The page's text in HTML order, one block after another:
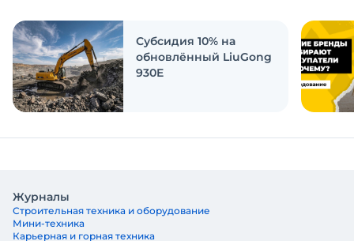
ответить на эти вопросы
Субсидия 10% на
обновлённый LiuGong
930E
Журналы
Строительная техника и оборудование
Мини-техника
Карьерная и горная техника